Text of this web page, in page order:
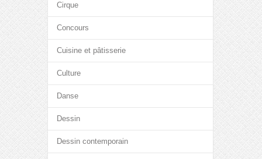
Cirque
Concours
Cuisine et pâtisserie
Culture
Danse
Dessin
Dessin contemporain